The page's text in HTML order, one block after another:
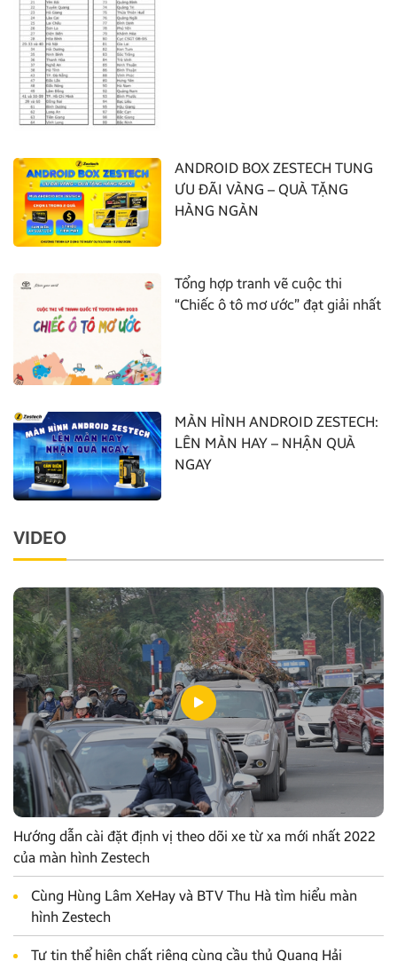
ANDROID BOX ZESTECH TUNG
ƯU ĐÃI VÀNG – QUÀ TẶNG
HÀNG NGÀN
Tổng hợp tranh vẽ cuộc thi
“Chiếc ô tô mơ ước” đạt giải nhất
MÀN HÌNH ANDROID ZESTECH:
LÊN MÀN HAY – NHẬN QUÀ
NGAY
VIDEO
Hướng dẫn cài đặt định vị theo dõi xe từ xa mới nhất 2022
của màn hình Zestech
Cùng Hùng Lâm XeHay và BTV Thu Hà tìm hiểu màn
hình Zestech
Tự tin thể hiện chất riêng cùng cầu thủ Quang Hải